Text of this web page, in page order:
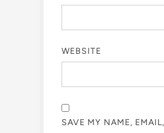
WEBSITE
SAVE MY NAME,